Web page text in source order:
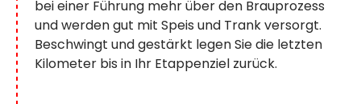
bei einer Führung mehr über den Brauprozess
und werden gut mit Speis und Trank versorgt.
Beschwingt und gestärkt legen Sie die letzten
Kilometer bis in Ihr Etappenziel zurück.